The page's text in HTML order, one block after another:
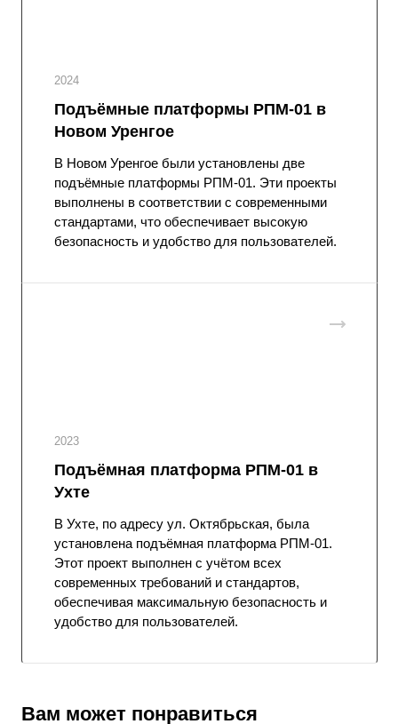
2024
Подъёмные платформы РПМ-01 в
Новом Уренгое
В Новом Уренгое были установлены две
подъёмные платформы РПМ-01. Эти проекты
выполнены в соответствии с современными
стандартами, что обеспечивает высокую
безопасность и удобство для пользователей.
2023
Подъёмная платформа РПМ-01 в
Ухте
В Ухте, по адресу ул. Октябрьская, была
установлена подъёмная платформа РПМ-01.
Этот проект выполнен с учётом всех
современных требований и стандартов,
обеспечивая максимальную безопасность и
удобство для пользователей.
Вам может понравиться